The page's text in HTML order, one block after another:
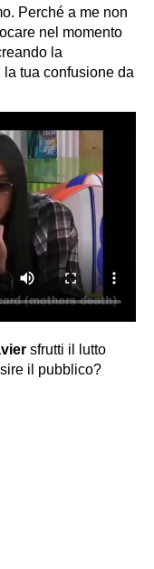
Perché a me non
nel momento
la
tua confusione da
sfrutti il lutto
il pubblico?